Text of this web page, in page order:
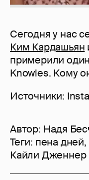
Сегодня у нас
Ким Кардашьян
примерили
Knowles. Кому
Источники:
Автор: Надя
Теги: пена дней,
Кайли Дженнер